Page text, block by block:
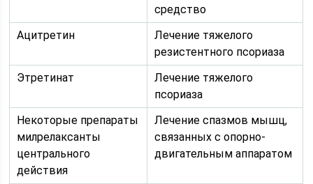
средство
Ацитретин
Лечение тяжелого
резистентного псориаза
Этретинат
Лечение тяжелого
псориаза
Некоторые препараты
милрелаксанты
центрального
действия
Лечение спазмов мышц,
связанных с опорно-
двигательным аппаратом